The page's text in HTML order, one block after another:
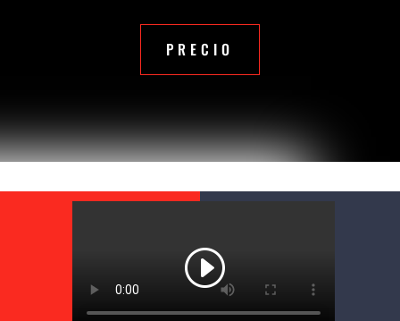
Media error: Format(s) not supported or source(s) not found
PRECIO